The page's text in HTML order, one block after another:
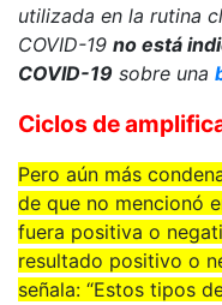
utilizada en la rutina
COVID-19 no está
COVID-19 sobre una
Ciclos de
Pero aún más
de que no mencionó
fuera positiva o
resultado positivo o
señala: “Estos tipos